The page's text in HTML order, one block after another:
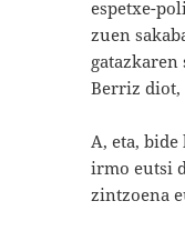
espetxe-
zuen
Berriz diot,
A, eta,
irmo eutsi
zintzoena